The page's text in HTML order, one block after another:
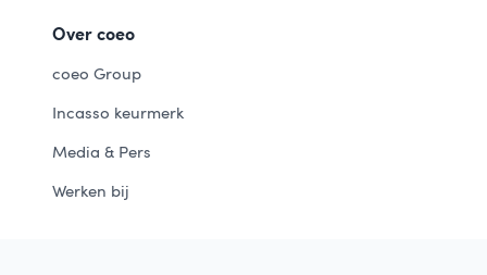
Over coeo
coeo Group
Incasso keurmerk
Media & Pers
Werken bij